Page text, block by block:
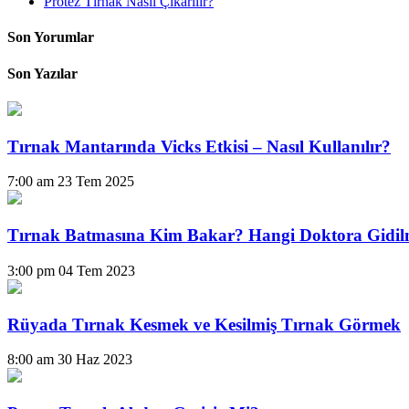
Son Yorumlar
Son Yazılar
Tırnak Mantarında Vicks Etkisi – Nasıl Kullanılır?
7:00 am 23 Tem 2025
Tırnak Batmasına Kim Bakar? Hangi Doktora
3:00 pm 04 Tem 2023
Rüyada Tırnak Kesmek ve Kesilmiş Tırnak Görmek
8:00 am 30 Haz 2023